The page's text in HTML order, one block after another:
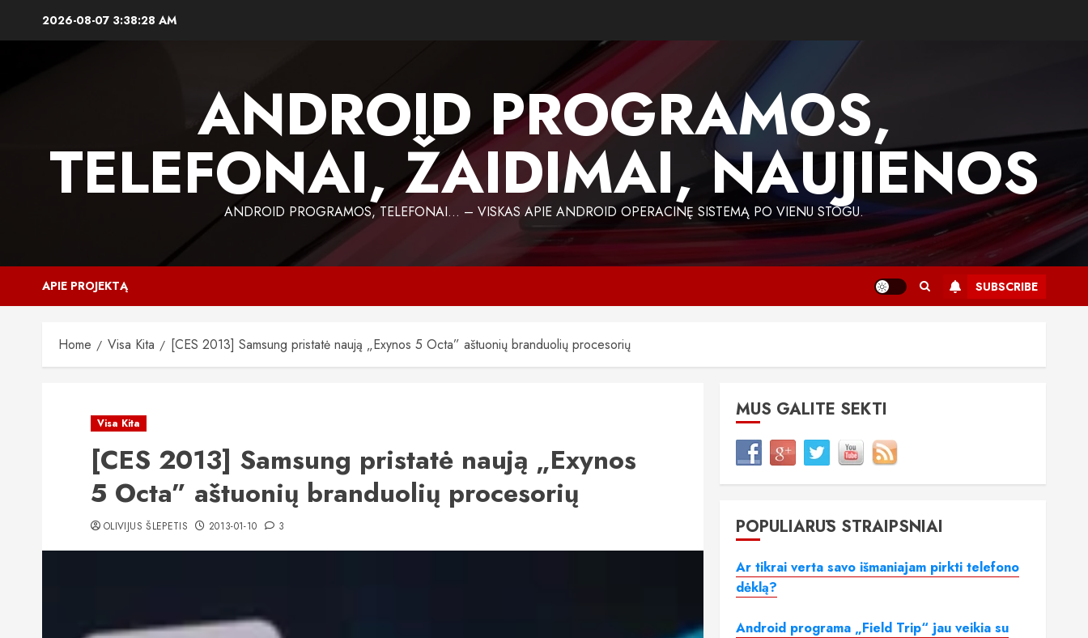
2026-08-07 3:38:29 AM
ANDROID PROGRAMOS,
TELEFONAI, ŽAIDIMAI, NAUJIENOS
ANDROID PROGRAMOS, TELEFONAI… – VISKAS APIE ANDROID OPERACINĘ SISTEMĄ PO VIENU STOGU.
APIE PROJEKTĄ SUBSCRIBE
Home Visa Kita [CES 2013] Samsung pristatė naują „Exynos 5 Octa” aštuonių branduolių procesorių
Visa Kita
[CES 2013] Samsung pristatė naują „Exynos
5 Octa” aštuonių branduolių procesorių
OLIVIJUS ŠLEPETIS 2013-01-10 3
MUS GALITE SEKTI
POPULIARŪS STRAIPSNIAI
Ar tikrai verta savo išmaniajam pirkti telefono
dėklą?
Android programa „Field Trip“ jau veikia su